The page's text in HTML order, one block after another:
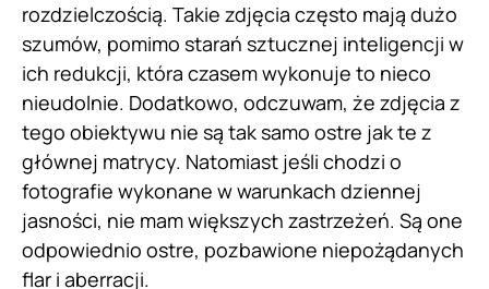
rozdzielczością. Takie zdjęcia często mają dużo
szumów, pomimo starań sztucznej inteligencji w
ich redukcji, która czasem wykonuje to nieco
nieudolnie. Dodatkowo, odczuwam, że zdjęcia z
tego obiektywu nie są tak samo ostre jak te z
głównej matrycy. Natomiast jeśli chodzi o
fotografie wykonane w warunkach dziennej
jasności, nie mam większych zastrzeżeń. Są one
odpowiednio ostre, pozbawione niepożądanych
flar i aberracji.